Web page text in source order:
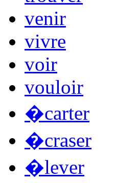
venir
vivre
voir
vouloir
�carter
�craser
�lever